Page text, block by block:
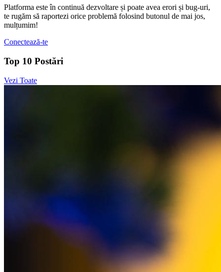
Platforma este în continuă dezvoltare și poate avea erori și bug-uri,
te rugăm să raportezi orice problemă folosind butonul de mai jos,
mulțumim!
Conectează-te
Top 10 Postări
Vezi Toate